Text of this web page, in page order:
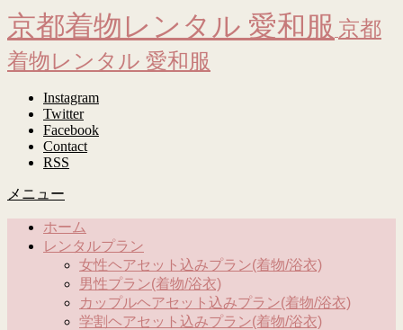
京都着物レンタル 愛和服 京都
着物レンタル 愛和服
Instagram
Twitter
Facebook
Contact
RSS
メニュー
ホーム
レンタルプラン
女性ヘアセット込みプラン(着物/浴衣)
男性プラン(着物/浴衣)
カップルヘアセット込みプラン(着物/浴衣)
学割ヘアセット込みプラン(着物/浴衣)